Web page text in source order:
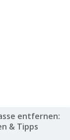
entfernen:
& Tipps